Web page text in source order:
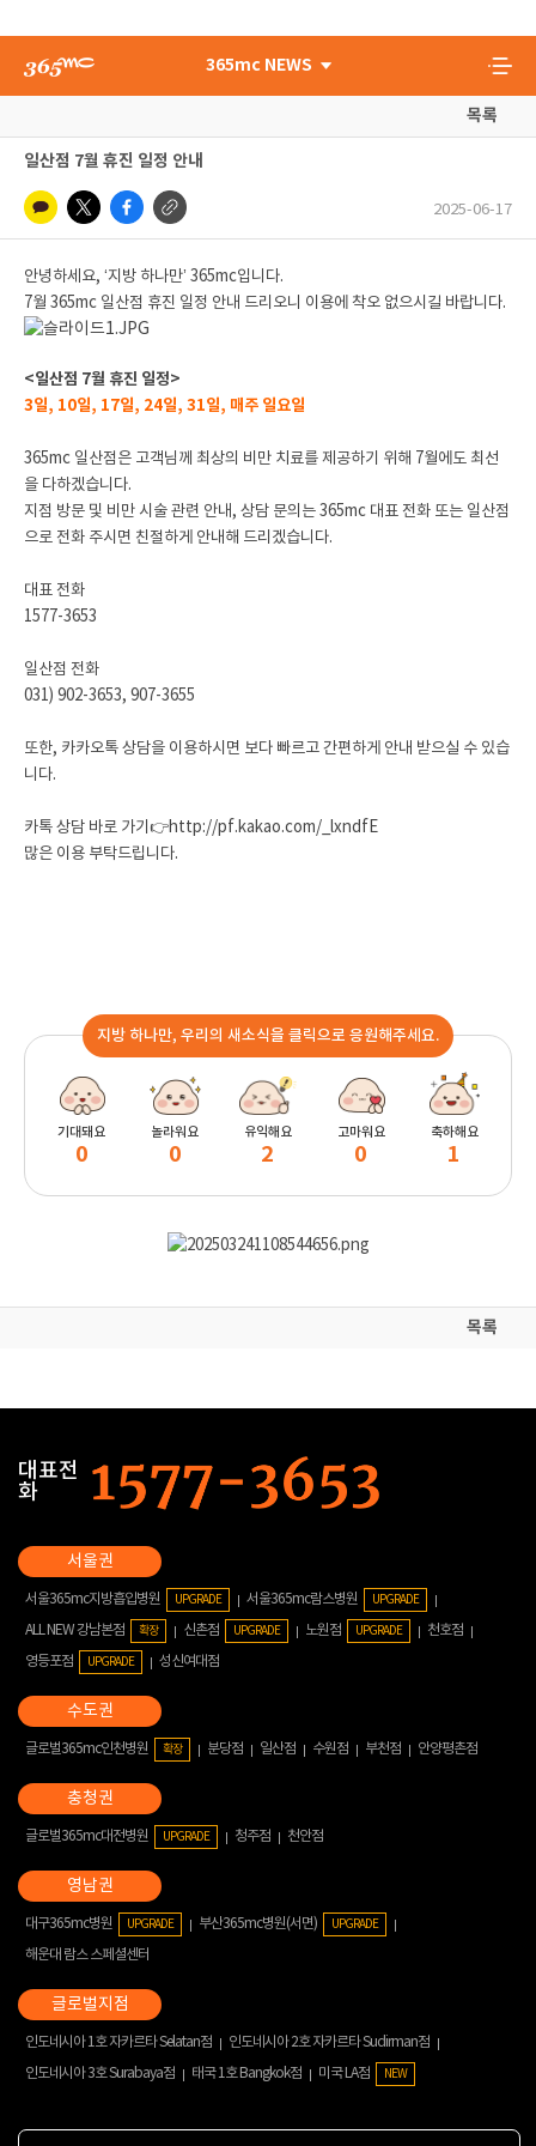
365mc NEWS
목록
일산점 7월 휴진 일정 안내
2025-06-17
안녕하세요, ‘지방 하나만’ 365mc입니다.
7월 365mc 일산점 휴진 일정 안내 드리오니 이용에 착오 없으시길 바랍니다.
<일산점 7월 휴진 일정>
3일, 10일, 17일, 24일, 31일, 매주 일요일
365mc 일산점은 고객님께 최상의 비만 치료를 제공하기 위해 7월에도 최선
을 다하겠습니다.
지점 방문 및 비만 시술 관련 안내, 상담 문의는 365mc 대표 전화 또는 일산점
으로 전화 주시면 친절하게 안내해 드리겠습니다.
대표 전화
1577-3653
일산점 전화
031) 902-3653, 907-3655
또한, 카카오톡 상담을 이용하시면 보다 빠르고 간편하게 안내 받으실 수 있습
니다.
카톡 상담 바로 가기👉http://pf.kakao.com/_lxndfE
많은 이용 부탁드립니다.
지방 하나만, 우리의 새소식을 클릭으로 응원해주세요.
기대돼요
0
놀라워요
0
유익해요
2
고마워요
0
축하해요
1
목록
대표전
화
서울365mc지방흡입병원 UPGRADE 서울365mc람스병원 UPGRADE
ALL NEW 강남본점 확장 신촌점 UPGRADE 노원점 UPGRADE
천호점
영등포점
UPGRADE 성신여대점
글로벌365mc인천병원 확장 분당점 일산점 수원점 부천점 안양평촌점
글로벌365mc대전병원 UPGRADE 청주점 천안점
대구365mc병원 UPGRADE 부산365mc병원(서면) UPGRADE
해운대 람스 스페셜센터
인도네시아 1호 자카르타 Selatan점
인도네시아 2호 자카르타 Sudirman점
인도네시아 3호 Surabaya점
태국 1호 Bangkok점 미국 LA점 NEW